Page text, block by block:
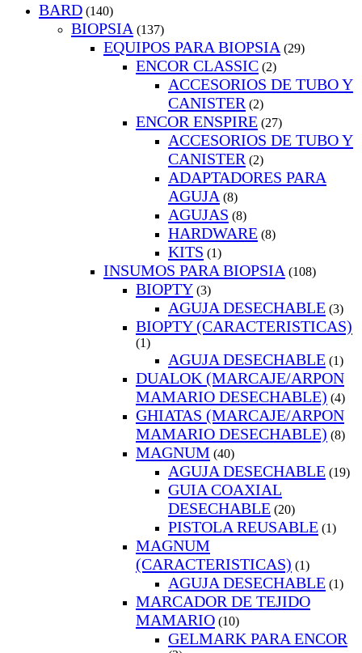
BARD (140)
BIOPSIA (137)
EQUIPOS PARA BIOPSIA (29)
ENCOR CLASSIC (2)
ACCESORIOS DE TUBO Y
CANISTER (2)
ENCOR ENSPIRE (27)
ACCESORIOS DE TUBO Y
CANISTER (2)
ADAPTADORES PARA
AGUJA (8)
AGUJAS (8)
HARDWARE (8)
KITS (1)
INSUMOS PARA BIOPSIA (108)
BIOPTY (3)
AGUJA DESECHABLE (3)
BIOPTY (CARACTERISTICAS)
(1)
AGUJA DESECHABLE (1)
DUALOK (MARCAJE/ARPON
MAMARIO DESECHABLE) (4)
GHIATAS (MARCAJE/ARPON
MAMARIO DESECHABLE) (8)
MAGNUM (40)
AGUJA DESECHABLE (19)
GUIA COAXIAL
DESECHABLE (20)
PISTOLA REUSABLE (1)
MAGNUM
(CARACTERISTICAS) (1)
AGUJA DESECHABLE (1)
MARCADOR DE TEJIDO
MAMARIO (10)
GELMARK PARA ENCOR